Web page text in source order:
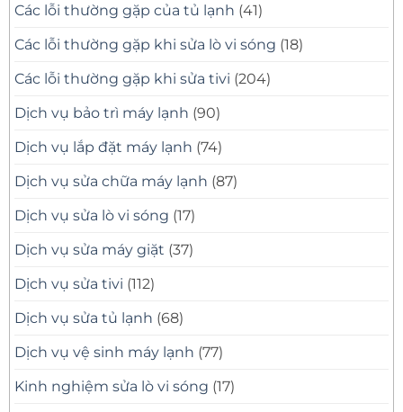
Các lỗi thường gặp của tủ lạnh (41)
Các lỗi thường gặp khi sửa lò vi sóng (18)
Các lỗi thường gặp khi sửa tivi (204)
Dịch vụ bảo trì máy lạnh (90)
Dịch vụ lắp đặt máy lạnh (74)
Dịch vụ sửa chữa máy lạnh (87)
Dịch vụ sửa lò vi sóng (17)
Dịch vụ sửa máy giặt (37)
Dịch vụ sửa tivi (112)
Dịch vụ sửa tủ lạnh (68)
Dịch vụ vệ sinh máy lạnh (77)
Kinh nghiệm sửa lò vi sóng (17)